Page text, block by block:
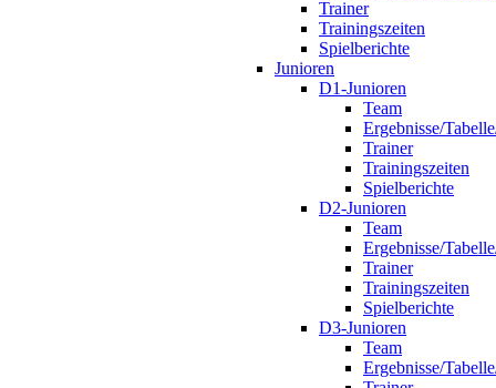
Trainer
Trainingszeiten
Spielberichte
Junioren
D1-Junioren
Team
Ergebnisse/
Trainer
Trainingszeiten
Spielberichte
D2-Junioren
Team
Ergebnisse/
Trainer
Trainingszeiten
Spielberichte
D3-Junioren
Team
Ergebnisse/